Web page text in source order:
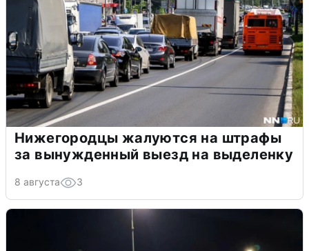
Нижегородцы жалуются на штрафы
за вынужденный выезд на выделенку
8 августа 3